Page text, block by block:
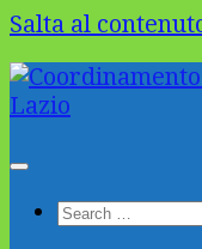
Salta al